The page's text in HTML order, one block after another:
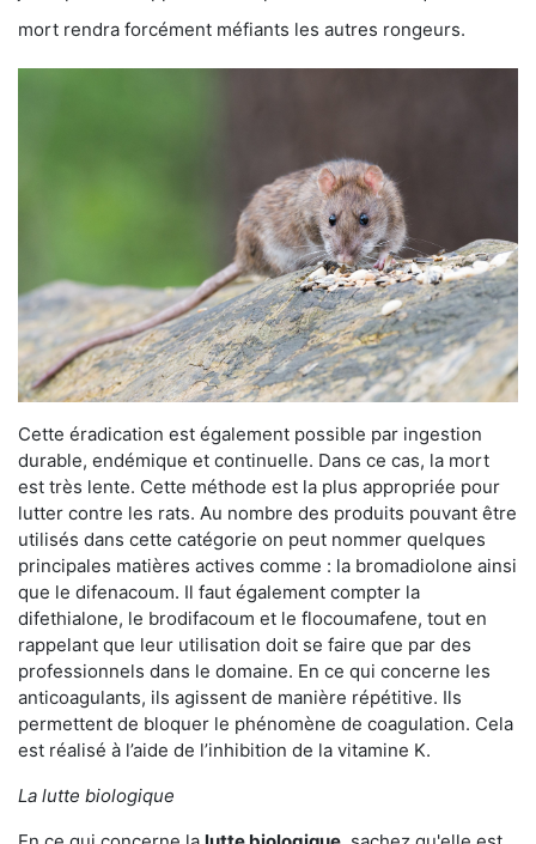
mort rendra forcément méfiants les autres rongeurs.
Cette éradication est également possible par ingestion
durable, endémique et continuelle. Dans ce cas, la mort
est très lente. Cette méthode est la plus appropriée pour
lutter contre les rats. Au nombre des produits pouvant être
utilisés dans cette catégorie on peut nommer quelques
principales matières actives comme : la bromadiolone ainsi
que le difenacoum. Il faut également compter la
difethialone, le brodifacoum et le flocoumafene, tout en
rappelant que leur utilisation doit se faire que par des
professionnels dans le domaine. En ce qui concerne les
anticoagulants, ils agissent de manière répétitive. Ils
permettent de bloquer le phénomène de coagulation. Cela
est réalisé à l’aide de l’inhibition de la vitamine K.
La lutte biologique